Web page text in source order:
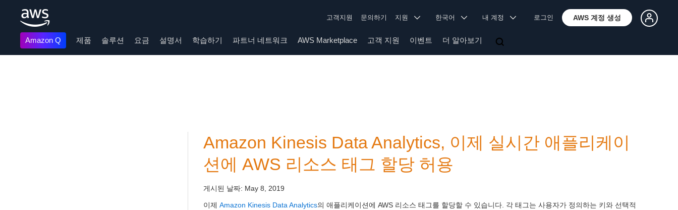
고객지원 문의하기 지원 한국어 내 계정 로그인 AWS 계정 생성
Amazon Q 제품 솔루션 요금 설명서 학습하기 파트너 네트워크 AWS Marketplace 고객 지원 이벤트 더 알아보기
Amazon Kinesis Data Analytics, 이제 실시간 애플리케이
션에 AWS 리소스 태그 할당 허용
게시된 날짜: May 8, 2019
이제 Amazon Kinesis Data Analytics의 애플리케이션에 AWS 리소스 태그를 할당할 수 있습니다. 각 태그는 사용자가 정의하는 키와 선택적